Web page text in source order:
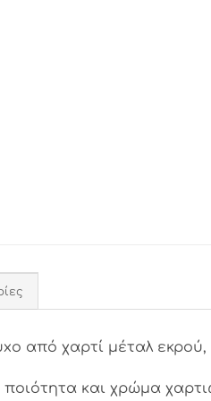
από χαρτί μέταλ
και χρώμα